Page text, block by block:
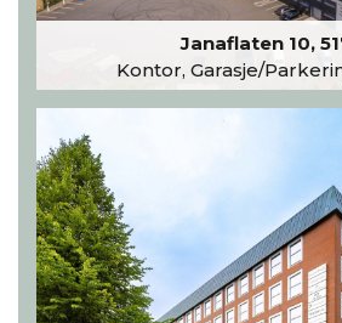
Janaflaten 10,
Kontor, Garasje/